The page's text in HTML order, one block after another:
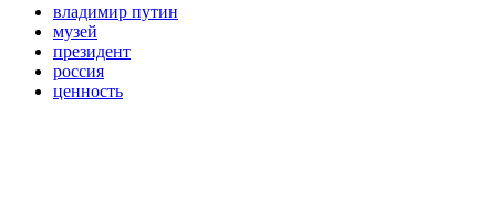
владимир путин
музей
президент
россия
ценность